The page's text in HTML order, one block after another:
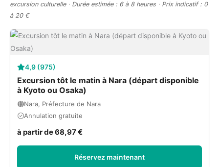
excursion culturelle · Durée estimée : 6 à 8 heures · Prix indicatif : 0
à 20 €
4,9 (975)
Excursion tôt le matin à Nara (départ disponible
à Kyoto ou Osaka)
Nara, Préfecture de Nara
Annulation gratuite
à partir de 68,97 €
Réservez maintenant